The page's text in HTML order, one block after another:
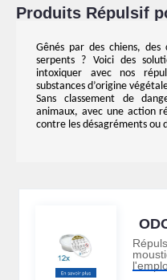
Produits Répulsif
Gênés par des chiens,
serpents ? Voici des
intoxiquer avec nos
substances d’origine
Sans classement de
animaux, avec une action
contre les désagréments ou